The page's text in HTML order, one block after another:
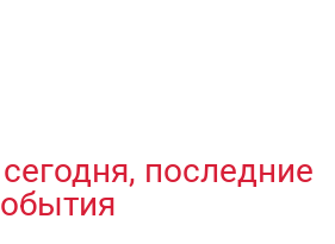
последние